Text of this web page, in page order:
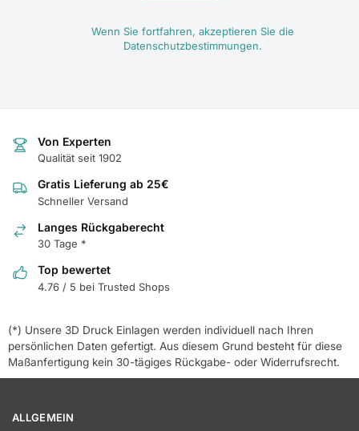
Wenn Sie fortfahren, akzeptieren Sie die
Datenschutzbestimmungen.
Von Experten
Qualität seit 1902
Gratis Lieferung ab 25€
Schneller Versand
Langes Rückgaberecht
30 Tage *
Top bewertet
4.76 / 5 bei Trusted Shops
(*) Unsere 3D Druck Einlagen werden individuell nach Ihren
persönlichen Daten gefertigt. Aus diesem Grund besteht für diese
Maßanfertigung kein 30-tägiges Rückgabe- oder Widerrufsrecht.
ALLGEMEIN